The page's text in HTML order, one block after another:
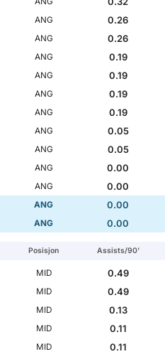
ANG
0.26
ANG
0.26
ANG
0.19
ANG
0.19
ANG
0.19
ANG
0.19
ANG
0.05
ANG
0.05
ANG
0.00
ANG
0.00
ANG
0.00
ANG 0.00
Posisjon Assists/90'
MID
0.49
MID
0.49
MID
0.13
MID
0.11
MID
0.11